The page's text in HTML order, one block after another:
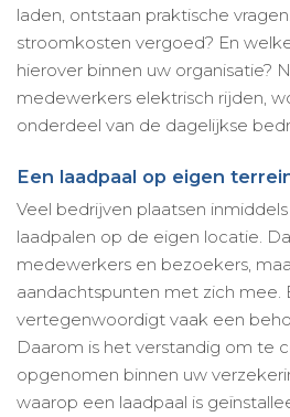
laden, ontstaan praktische
stroomkosten vergoed? En
hierover binnen uw organisatie?
medewerkers elektrisch rijden,
onderdeel van de dagelijkse
Een laadpaal op eigen
Veel bedrijven plaatsen
laadpalen op de eigen locatie.
medewerkers en bezoekers,
aandachtspunten met zich mee.
vertegenwoordigt vaak een
Daarom is het verstandig om te
opgenomen binnen uw
waarop een laadpaal is